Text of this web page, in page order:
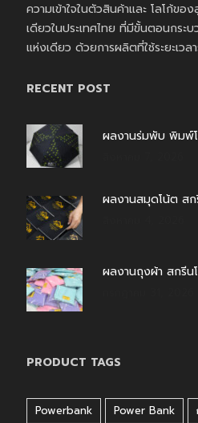
ความเข้าใจในตัวสินค้าและ โลโก้ของ
เดียวในประเทศไทย ที่มีขั้นตอนกระ
แห่งเดียว ด้วยการผลิตที่ใช้ระยะเวลา
RECENT POST
ผลงานร่มพับ พิมพ์โ
ผลงานสมุดโน้ต สก
ผลงานถุงผ้า สกรีน
PRODUCT TAGS
Powerbank Power Bank